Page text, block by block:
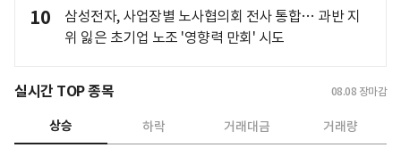
10
삼성전자, 사업장별 노사협의회 전사 통합… 과반 지
위 잃은 초기업 노조 '영향력 만회' 시도
실시간 TOP 종목 08.08 장마감
상승 하락 거래대금 거래량